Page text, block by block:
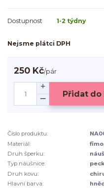
Dostupnost 1-2 týdny
Nejsme plátci DPH
250 Kč/pár
Přidat do
Číslo produktu:
Materiál:
Druh šperku:
Typ náušnice:
Druh kovu:
Hlavní barva: